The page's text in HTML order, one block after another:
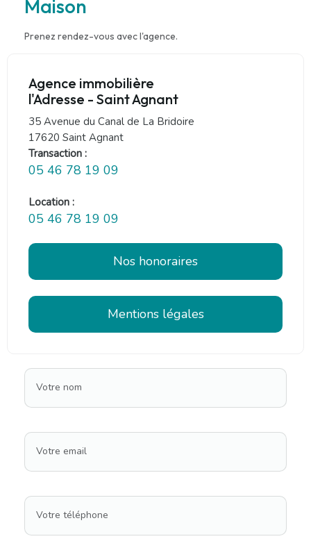
Maison
Prenez rendez-vous avec l'agence.
Agence immobilière
l'Adresse - Saint Agnant
35 Avenue du Canal de La Bridoire
17620 Saint Agnant
Transaction :
05 46 78 19 09
Location :
05 46 78 19 09
Nos honoraires
Mentions légales
Votre nom
Votre email
Votre téléphone